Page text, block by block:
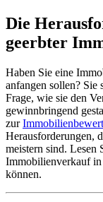
Die
geerbter
Haben Sie eine
anfangen sollen?
Frage, wie sie den
gewinnbringend
zur
Herausforderungen,
meistern sind. Lesen
Immobilienverkauf in
können.